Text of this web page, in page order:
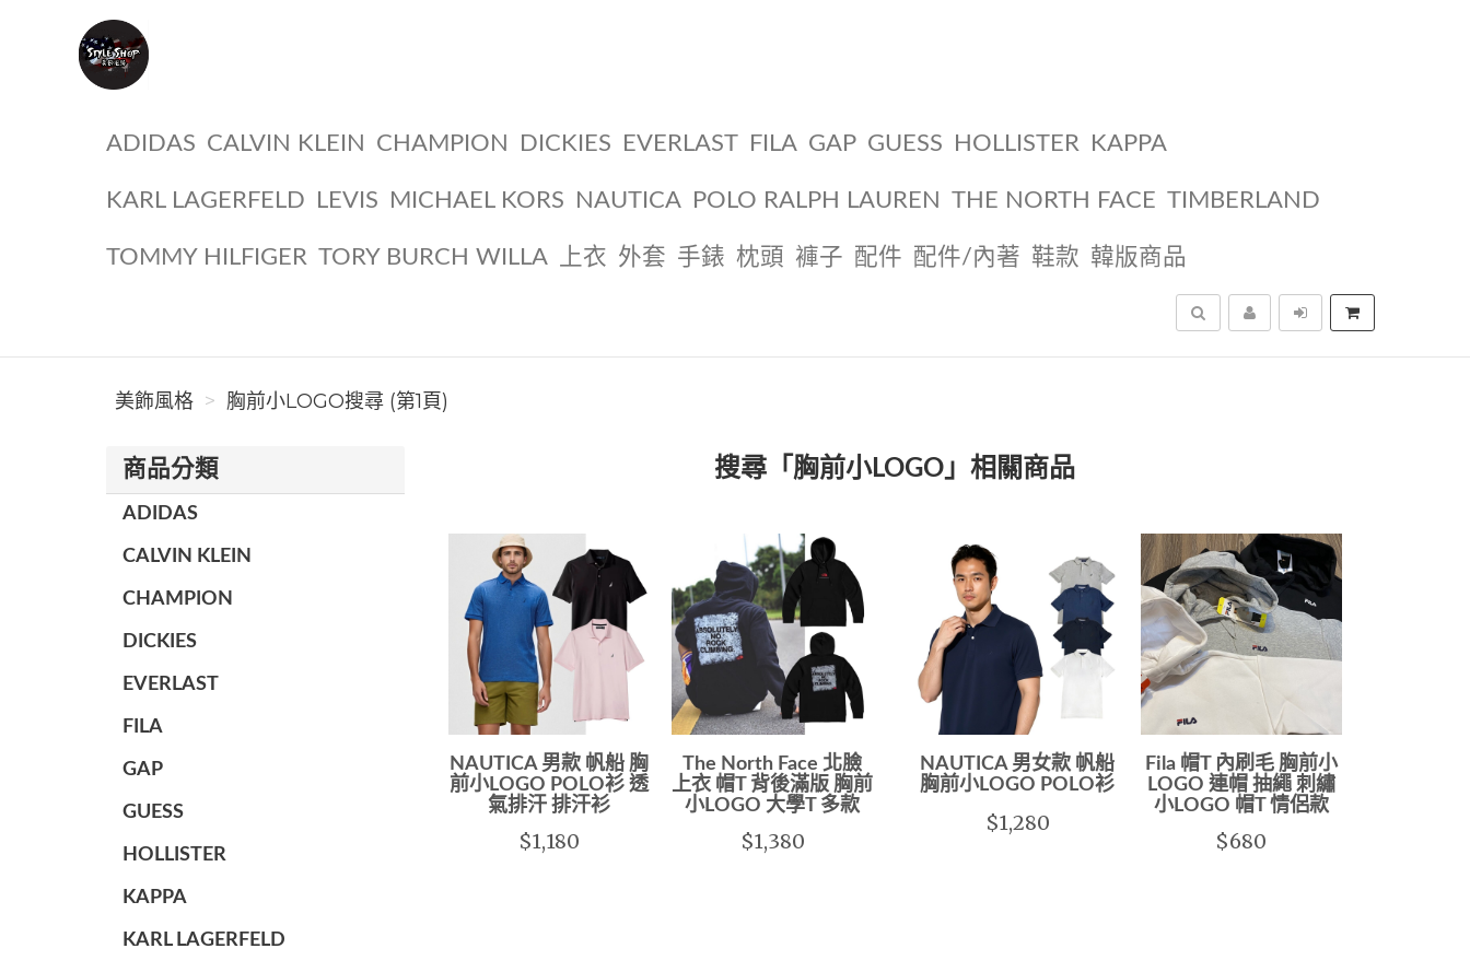
ADIDAS CALVIN KLEIN CHAMPION DICKIES EVERLAST FILA GAP GUESS HOLLISTER KAPPA
KARL LAGERFELD LEVIS MICHAEL KORS NAUTICA POLO RALPH LAUREN THE NORTH FACE TIMBERLAND
TOMMY HILFIGER TORY BURCH WILLA 上衣 外套 手錶 枕頭 褲子 配件 配件/內著 鞋款 韓版商品
搜尋
美飾風格 胸前小LOGO搜尋 (第1頁)
商品分類
ADIDAS
CALVIN KLEIN
CHAMPION
DICKIES
EVERLAST
FILA
GAP
GUESS
HOLLISTER
KAPPA
KARL LAGERFELD
搜尋「胸前小LOGO」相關商品
NAUTICA 男款 帆船 胸
前小LOGO POLO衫 透
氣排汗 排汗衫
$1,180
The North Face 北臉
上衣 帽T 背後滿版 胸前
小LOGO 大學T 多款
$1,380
NAUTICA 男女款 帆船
胸前小LOGO POLO衫
$1,280
Fila 帽T 內刷毛 胸前小
LOGO 連帽 抽繩 刺繡
小LOGO 帽T 情侶款
$680